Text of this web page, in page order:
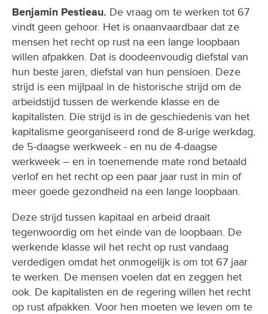
Benjamin Pestieau. De vraag om te werken tot 67
vindt geen gehoor. Het is onaanvaardbaar dat ze
mensen het recht op rust na een lange loopbaan
willen afpakken. Dat is doodeenvoudig diefstal van
hun beste jaren, diefstal van hun pensioen. Deze
strijd is een mijlpaal in de historische strijd om de
arbeidstijd tussen de werkende klasse en de
kapitalisten. Die strijd is in de geschiedenis van het
kapitalisme georganiseerd rond de 8-urige werkdag,
de 5-daagse werkweek - en nu de 4-daagse
werkweek – en in toenemende mate rond betaald
verlof en het recht op een paar jaar rust in min of
meer goede gezondheid na een lange loopbaan.
Deze strijd tussen kapitaal en arbeid draait
tegenwoordig om het einde van de loopbaan. De
werkende klasse wil het recht op rust vandaag
verdedigen omdat het onmogelijk is om tot 67 jaar
te werken. De mensen voelen dat en zeggen het
ook. De kapitalisten en de regering willen het recht
op rust afpakken. Voor hen moeten we leven om te